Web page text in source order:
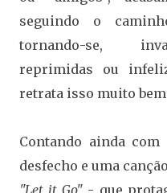
seguindo o
tornando-se,
reprimidas ou
retrata isso muito
Contando ainda
desfecho e uma
"Let it Go" - que